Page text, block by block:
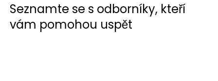
Seznamte se s odborníky, kteří
vám pomohou uspět